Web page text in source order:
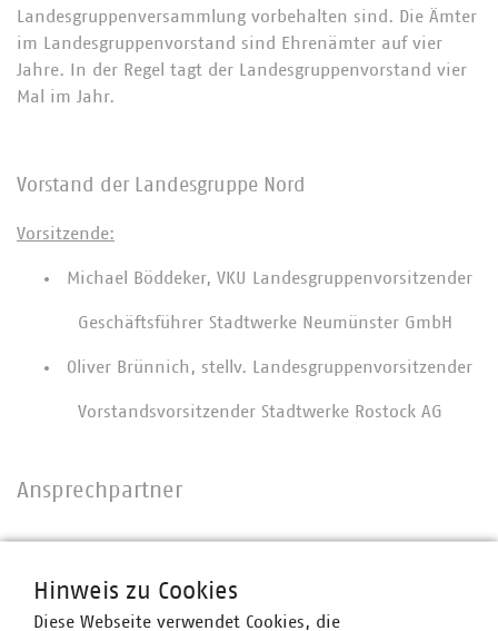
Landesgruppenversammlung vorbehalten sind. Die Ämter
im Landesgruppenvorstand sind Ehrenämter auf vier
Jahre. In der Regel tagt der Landesgruppenvorstand vier
Mal im Jahr.
Vorstand der Landesgruppe Nord
Vorsitzende:
Michael Böddeker, VKU Landesgruppenvorsitzender
Geschäftsführer Stadtwerke Neumünster GmbH
Oliver Brünnich, stellv. Landesgruppenvorsitzender
Vorstandsvorsitzender Stadtwerke Rostock AG
Ansprechpartner
Hinweis zu Cookies
Diese Webseite verwendet Cookies, die